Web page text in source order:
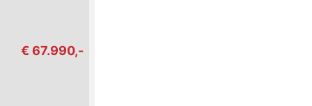
€ 67.990,-